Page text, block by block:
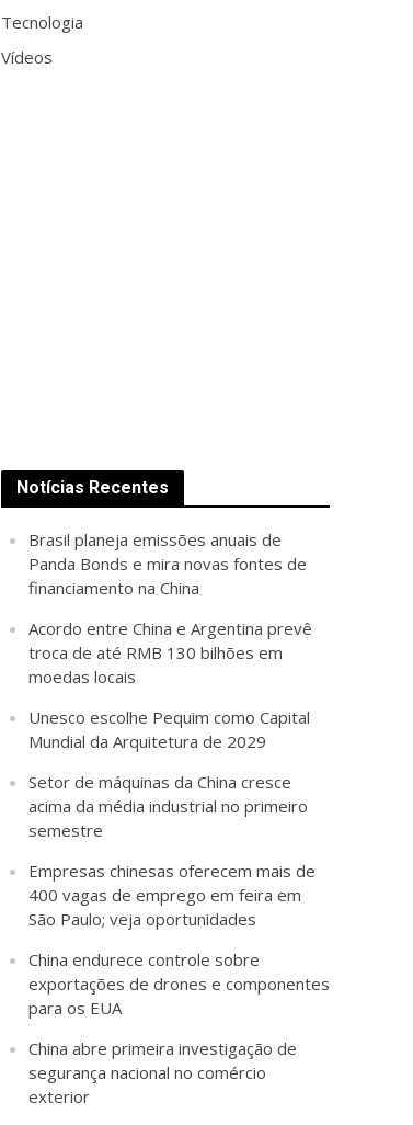
Tecnologia
Vídeos
Notícias Recentes
Brasil planeja emissões anuais de
Panda Bonds e mira novas fontes de
financiamento na China
Acordo entre China e Argentina prevê
troca de até RMB 130 bilhões em
moedas locais
Unesco escolhe Pequim como Capital
Mundial da Arquitetura de 2029
Setor de máquinas da China cresce
acima da média industrial no primeiro
semestre
Empresas chinesas oferecem mais de
400 vagas de emprego em feira em
São Paulo; veja oportunidades
China endurece controle sobre
exportações de drones e componentes
para os EUA
China abre primeira investigação de
segurança nacional no comércio
exterior